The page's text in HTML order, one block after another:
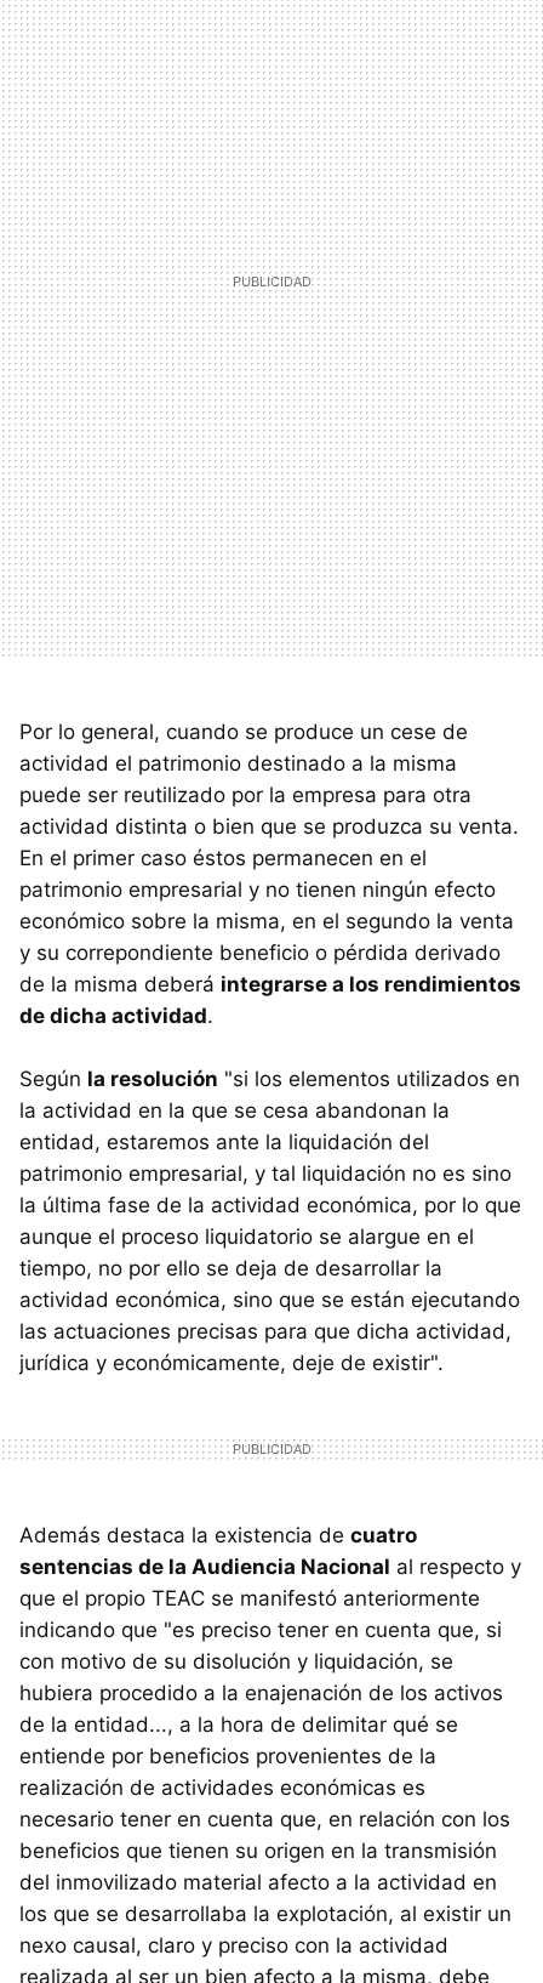
Por lo general, cuando se produce un cese de
actividad el patrimonio destinado a la misma
puede ser reutilizado por la empresa para otra
actividad distinta o bien que se produzca su venta.
En el primer caso éstos permanecen en el
patrimonio empresarial y no tienen ningún efecto
económico sobre la misma, en el segundo la venta
y su correpondiente beneficio o pérdida derivado
de la misma deberá integrarse a los rendimientos
de dicha actividad.
Según la resolución "si los elementos utilizados en
la actividad en la que se cesa abandonan la
entidad, estaremos ante la liquidación del
patrimonio empresarial, y tal liquidación no es sino
la última fase de la actividad económica, por lo que
aunque el proceso liquidatorio se alargue en el
tiempo, no por ello se deja de desarrollar la
actividad económica, sino que se están ejecutando
las actuaciones precisas para que dicha actividad,
jurídica y económicamente, deje de existir".
Además destaca la existencia de cuatro
sentencias de la Audiencia Nacional al respecto y
que el propio TEAC se manifestó anteriormente
indicando que "es preciso tener en cuenta que, si
con motivo de su disolución y liquidación, se
hubiera procedido a la enajenación de los activos
de la entidad..., a la hora de delimitar qué se
entiende por beneficios provenientes de la
realización de actividades económicas es
necesario tener en cuenta que, en relación con los
beneficios que tienen su origen en la transmisión
del inmovilizado material afecto a la actividad en
los que se desarrollaba la explotación, al existir un
nexo causal, claro y preciso con la actividad
realizada al ser un bien afecto a la misma, debe